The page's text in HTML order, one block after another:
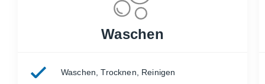
Waschen
Waschen, Trocknen, Reinigen